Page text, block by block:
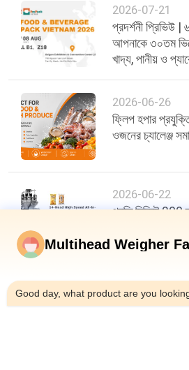
2026-07-21
প্রদর্শনী
আপনাকে ৩০তম
খাদ্য, পানীয় ও
2026-06-26
ফ্লিপ হপার
ওজনের চ্যালেঞ্জ
2026-06-22
প্রতি মিনিটে 200
Multihead Weigher
Good day, what product are you